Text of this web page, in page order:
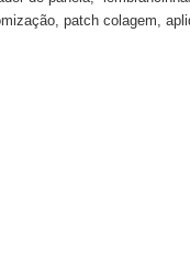
patch colagem,